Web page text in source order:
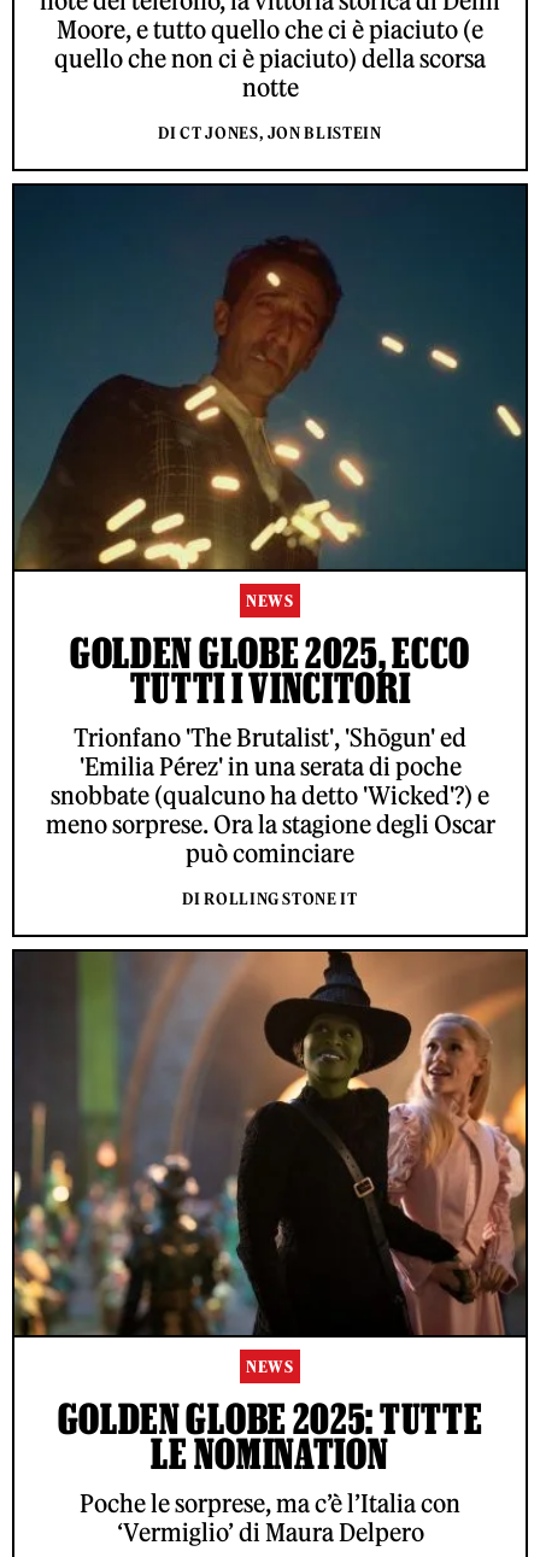
Moore, e tutto quello che ci è piaciuto (e
quello che non ci è piaciuto) della scorsa
notte
DI CT JONES, JON BLISTEIN
NEWS
GOLDEN GLOBE 2025, ECCO
TUTTI I VINCITORI
Trionfano 'The Brutalist', 'Shōgun' ed
'Emilia Pérez' in una serata di poche
snobbate (qualcuno ha detto 'Wicked'?) e
meno sorprese. Ora la stagione degli Oscar
può cominciare
DI ROLLING STONE IT
NEWS
GOLDEN GLOBE 2025: TUTTE
LE NOMINATION
Poche le sorprese, ma c’è l’Italia con
‘Vermiglio’ di Maura Delpero